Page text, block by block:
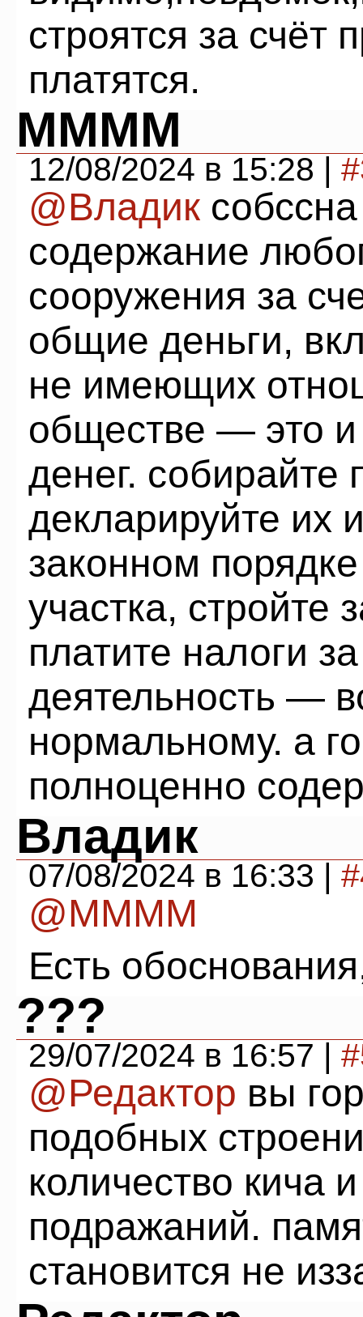
строятся за счёт
платятся.
ММММ
12/08/2024 в 15:28 |
@Владик
содержание
сооружения за
общие деньги,
не имеющих
обществе — это и
денег. собирайте
декларируйте их
законном
участка, стройте
платите налоги
деятельность —
нормальному. а
полноценно
Владик
07/08/2024 в 16:33 |
@ММММ
Есть
???
29/07/2024 в 16:57 |
@Редактор вы
подобных
количество кича
подражаний.
становится не